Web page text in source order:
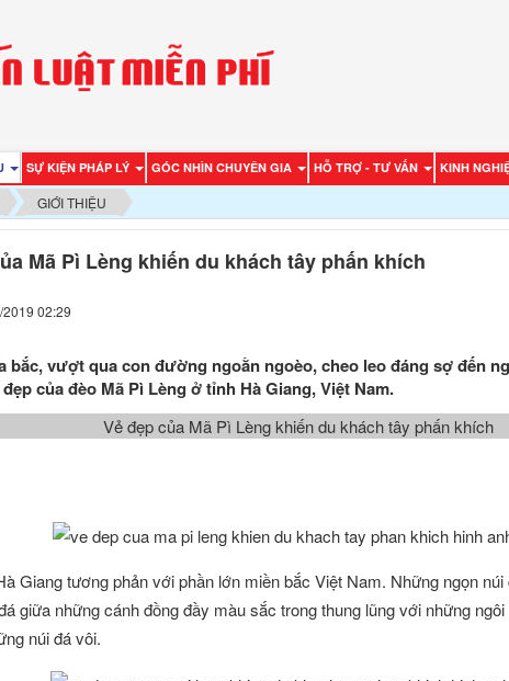
SỰ KIỆN PHÁP LÝ GÓC NHÌN CHUYÊN GIA HỖ TRỢ - TƯ VẤN KINH
GIỚI THIỆU
Mã Pì Lèng khiến du khách tây phấn khích
02:29
bắc, vượt qua con đường ngoằn ngoèo, cheo leo đáng sợ đến
của đèo Mã Pì Lèng ở tỉnh Hà Giang, Việt Nam.
Giang tương phản với phần lớn miền bắc Việt Nam. Những ngọn
giữa những cánh đồng đầy màu sắc trong thung lũng với những
núi đá vôi.